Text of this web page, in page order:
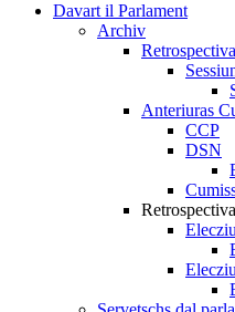
Davart il Parlament
Archiv
Anteriuras
CCP
DSN